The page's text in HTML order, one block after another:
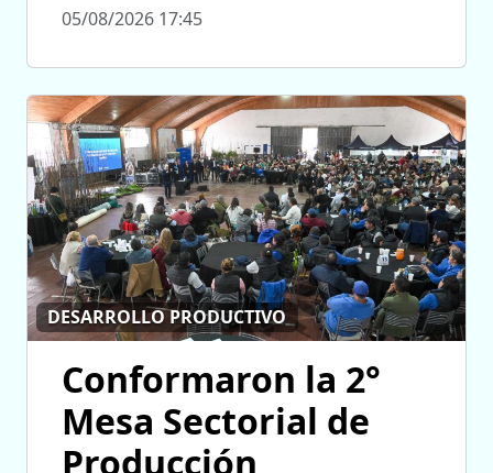
05/08/2026 17:45
DESARROLLO PRODUCTIVO
Conformaron la 2°
Mesa Sectorial de
Producción